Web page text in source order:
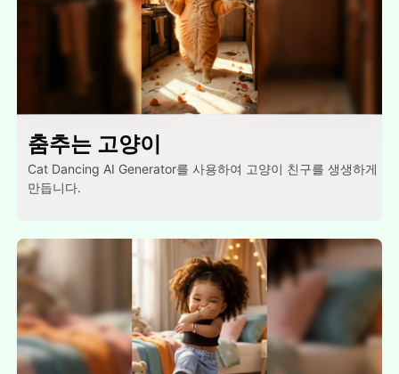
춤추는 고양이
Cat Dancing AI Generator를 사용하여 고양이 친구를 생생하게
만듭니다.